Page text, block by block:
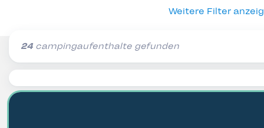
Weitere Filter
24campingaufenthalte gefunden